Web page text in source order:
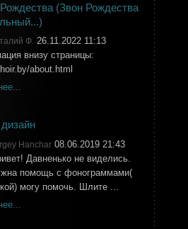
(Звон Рождества
Ф. 26.11.2022 11:13
внизу страницы:
about.html
Hanchar 08.06.2019 21:43
Давненько не виделись.
помощь с фонограммами(
могу помочь. Шлите ...